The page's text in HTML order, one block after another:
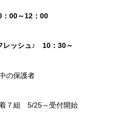
00～12：00
レッシュ♪ 10：30～
保護者
5/25～受付開始